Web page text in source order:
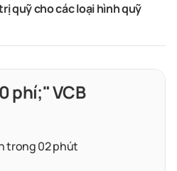
quỹ cho các loại hình quỹ
phí;" VCB
trong 02 phút